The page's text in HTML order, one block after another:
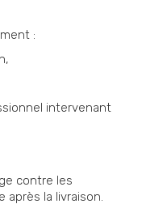
:
intervenant
contre les
après la livraison.